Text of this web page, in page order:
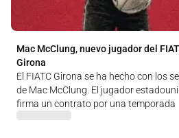
Mac McClung, nuevo jugador del
Girona
El FIATC Girona se ha hecho con los
de Mac McClung. El jugador
firma un contrato por una temporada